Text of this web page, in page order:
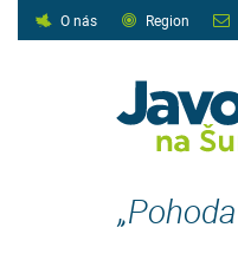
O nás Region
„Pohoda